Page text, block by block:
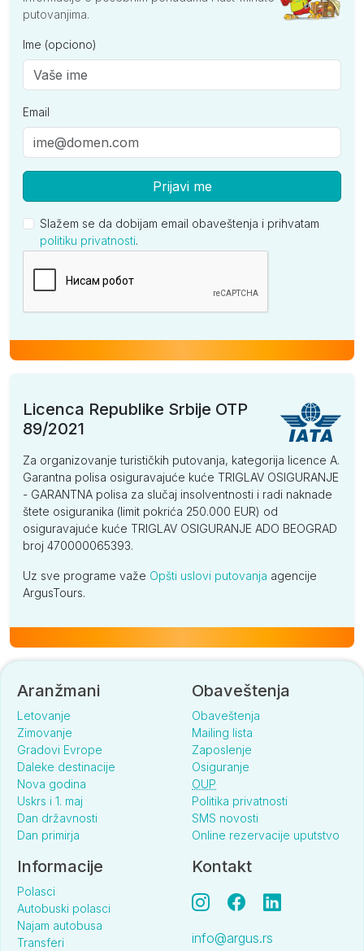
putovanjima.
Ime (opciono)
Email
Prijavi me
Slažem se da dobijam email obaveštenja i prihvatam
politiku privatnosti.
Licenca Republike Srbije OTP
89/2021
Za organizovanje turističkih putovanja, kategorija licence A.
Garantna polisa osiguravajuće kuće TRIGLAV OSIGURANJE
- GARANTNA polisa za slučaj insolventnosti i radi naknade
štete osiguranika (limit pokrića 250.000 EUR) od
osiguravajuće kuće TRIGLAV OSIGURANJE ADO BEOGRAD
broj 470000065393.
Uz sve programe važe Opšti uslovi putovanja agencije
ArgusTours.
Aranžmani
Letovanje
Zimovanje
Gradovi Evrope
Daleke destinacije
Nova godina
Uskrs i 1. maj
Dan državnosti
Dan primirja
Obaveštenja
Obaveštenja
Mailing lista
Zaposlenje
Osiguranje
OUP
Politika privatnosti
SMS novosti
Online rezervacije uputstvo
Informacije
Polasci
Autobuski polasci
Najam autobusa
Transferi
Kontakt
info@argus.rs